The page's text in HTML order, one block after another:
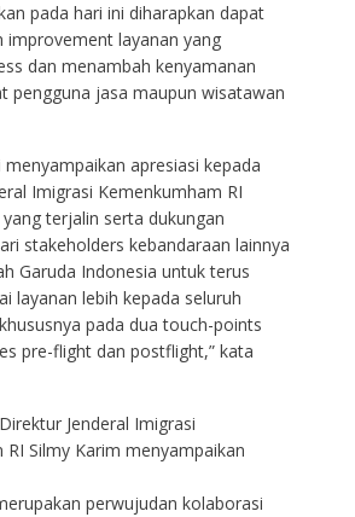
pada hari ini diharapkan dapat
improvement layanan yang
dan menambah kenyamanan
pengguna jasa maupun wisatawan
menyampaikan apresiasi kepada
Imigrasi Kemenkumham RI
terjalin serta dukungan
stakeholders kebandaraan lainnya
Garuda Indonesia untuk terus
layanan lebih kepada seluruh
pada dua touch-points
pre-flight dan postflight,” kata
Jenderal Imigrasi
RI Silmy Karim menyampaikan
perwujudan kolaborasi